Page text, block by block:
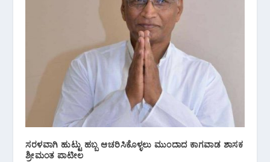
ಸರಳವಾಗಿ ಹುಟ್ಟು ಹಬ್ಬ ಆಚರಿಸಿಕೊಳ್ಳಲು ಮುಂದಾದ ಕಾಗವಾಡ ಶಾಸಕ
ಶ್ರೀಮಂತ ಪಾಟೀಲ‌